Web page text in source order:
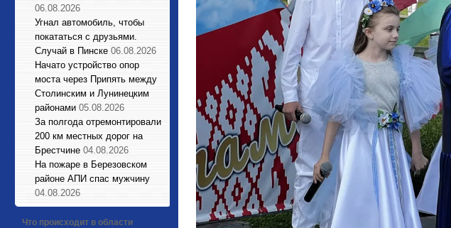
06.08.2026
Угнал автомобиль, чтобы
покататься с друзьями.
Случай в Пинске 06.08.2026
Начато устройство опор
моста через Припять между
Столинским и Лунинецким
районами 05.08.2026
За полгода отремонтировали
200 км местных дорог на
Брестчине 04.08.2026
На пожаре в Березовском
районе АПИ спас мужчину
04.08.2026
Что происходит в области